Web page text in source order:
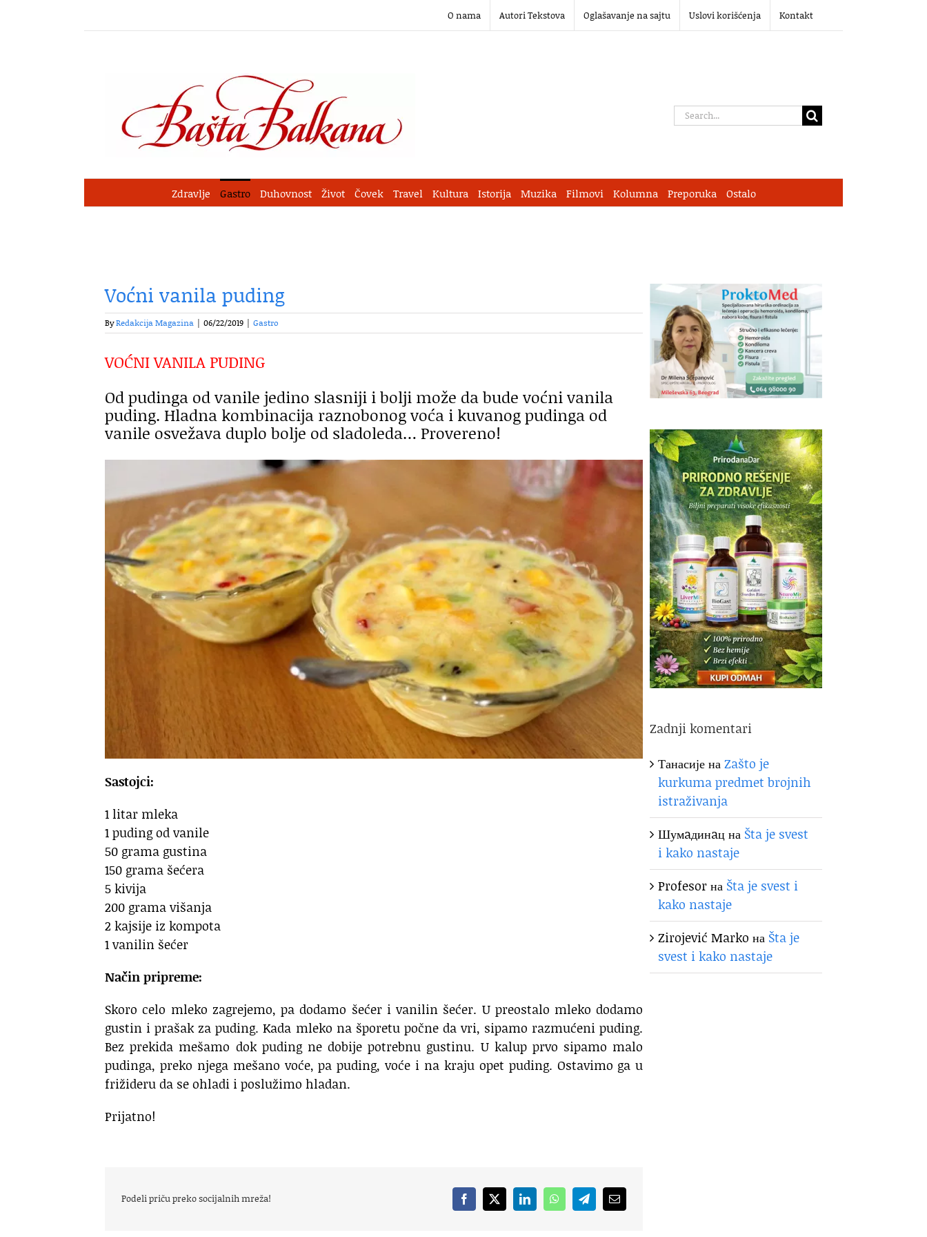
O nama Autori Tekstova Oglašavanje na sajtu Uslovi korišćenja Kontakt
Search
Zdravlje Gastro Duhovnost Život Čovek Travel Kultura Istorija Muzika Filmovi Kolumna Preporuka Ostalo
Voćni vanila puding
ByRedakcija Magazina | 06/22/2019 | Gastro
VOĆNI VANILA PUDING
Od pudinga od vanile jedino slasniji i bolji može da bude voćni vanila
puding. Hladna kombinacija raznobonog voća i kuvanog pudinga od
vanile osvežava duplo bolje od sladoleda… Provereno!
Sastojci:
1 litar mleka
1 puding od vanile
50 grama gustina
150 grama šećera
5 kivija
200 grama višanja
2 kajsije iz kompota
1 vanilin šećer
Način pripreme:
Skoro celo mleko zagrejemo, pa dodamo šećer i vanilin šećer. U preostalo mleko dodamo
gustin i prašak za puding. Kada mleko na šporetu počne da vri, sipamo razmućeni puding.
Bez prekida mešamo dok puding ne dobije potrebnu gustinu. U kalup prvo sipamo malo
pudinga, preko njega mešano voće, pa puding, voće i na kraju opet puding. Ostavimo ga u
frižideru da se ohladi i poslužimo hladan.
Prijatno!
Podeli priču preko socijalnih mreža! Facebook
X LinkedInWhatsAppTelegramEmail
Zadnji komentari
ТанасијенаZašto je
kurkuma predmet brojnih
istraživanja
Шумaдинaцна Šta je svest
i kako nastaje
Profesorна Šta je svest i
kako nastaje
Zirojević Marko на Šta je
svest i kako nastaje